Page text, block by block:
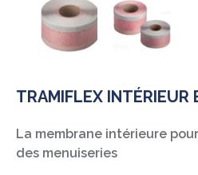
TRAMIFLEX INTÉRIEUR
La membrane intérieure
des menuiseries